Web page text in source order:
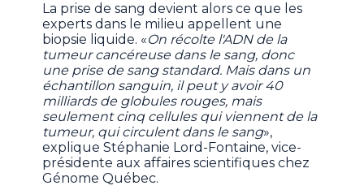
La prise de sang devient alors ce que les
experts dans le milieu appellent une
biopsie liquide. «On récolte l'ADN de la
tumeur cancéreuse dans le sang, donc
une prise de sang standard. Mais dans un
échantillon sanguin, il peut y avoir 40
milliards de globules rouges, mais
seulement cinq cellules qui viennent de la
tumeur, qui circulent dans le sang»,
explique Stéphanie Lord-Fontaine, vice-
présidente aux affaires scientifiques chez
Génome Québec.